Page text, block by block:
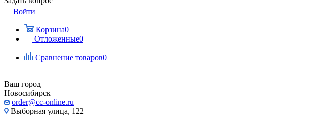
Войти
Корзина0
Отложенные0
Сравнение товаров0
Ваш город
Новосибирск
order@cc-online.ru
Выборная улица, 122